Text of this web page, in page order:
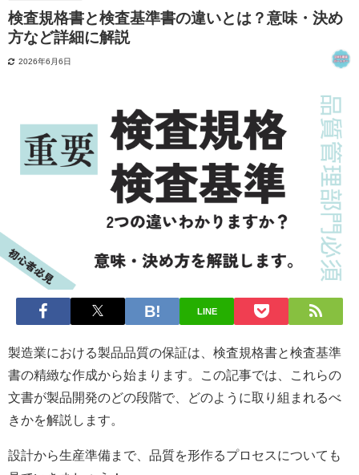
検査規格書と検査基準書の違いとは？意味・決め
方など詳細に解説
2026年6月6日
LINE
製造業における製品品質の保証は、検査規格書と検査基準
書の精緻な作成から始まります。この記事では、これらの
文書が製品開発のどの段階で、どのように取り組まれるべ
きかを解説します。
設計から生産準備まで、品質を形作るプロセスについても